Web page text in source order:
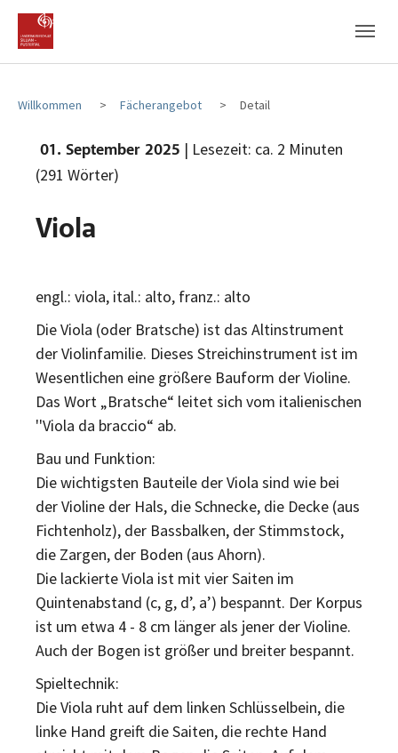
Zum Hauptinhalt
Zum Fußbereich
Willkommen Fächerangebot Detail
01. September 2025 | Lesezeit: ca. 2 Minuten
(291 Wörter)
Viola
engl.: viola, ital.: alto, franz.: alto
Die Viola (oder Bratsche) ist das Altinstrument
der Violinfamilie. Dieses Streichinstrument ist im
Wesentlichen eine größere Bauform der Violine.
Das Wort „Bratsche“ leitet sich vom italienischen
''Viola da braccio“ ab.
Bau und Funktion:
Die wichtigsten Bauteile der Viola sind wie bei
der Violine der Hals, die Schnecke, die Decke (aus
Fichtenholz), der Bassbalken, der Stimmstock,
die Zargen, der Boden (aus Ahorn).
Die lackierte Viola ist mit vier Saiten im
Quintenabstand (c, g, d’, a’) bespannt. Der Korpus
ist um etwa 4 - 8 cm länger als jener der Violine.
Auch der Bogen ist größer und breiter bespannt.
Spieltechnik:
Die Viola ruht auf dem linken Schlüsselbein, die
linke Hand greift die Saiten, die rechte Hand